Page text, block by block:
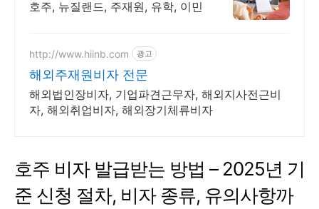
호주, 뉴질랜드, 주재원, 유학, 이민
http://www.hiinb.com 광고
해외주재원비자 전문
해외법인장비자, 기업파견근무자, 해외지사전근비
자, 해외취업비자, 해외장기체류비자
호주 비자 발급받는 방법 – 2025년 기
준 신청 절차, 비자 종류, 유의사항까